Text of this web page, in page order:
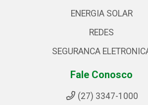
ENERGIA SOLAR
REDES
SEGURANCA
Fale Conosco
(27) 3347-1000